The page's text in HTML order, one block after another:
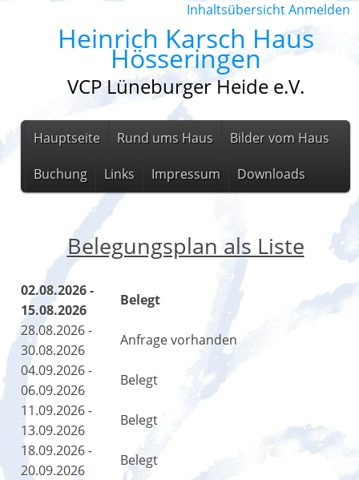
InhaltsübersichtAnmelden
Heinrich Karsch Haus
Hösseringen
VCP Lüneburger Heide e.V.
Hauptseite Rund ums Haus Bilder vom Haus
Buchung Links Impressum Downloads
Belegungsplan als Liste
02.08.2026 -
15.08.2026
Belegt
28.08.2026 -
30.08.2026
Anfrage vorhanden
04.09.2026 -
06.09.2026
Belegt
11.09.2026 -
13.09.2026
Belegt
18.09.2026 -
20.09.2026
Belegt